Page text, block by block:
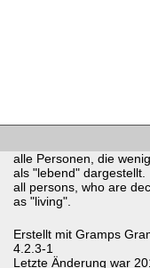
alle Personen, die
als "lebend" dargestellt.
all persons, who are
as "living".
Erstellt mit Gramps
4.2.3-1
Letzte Änderung war